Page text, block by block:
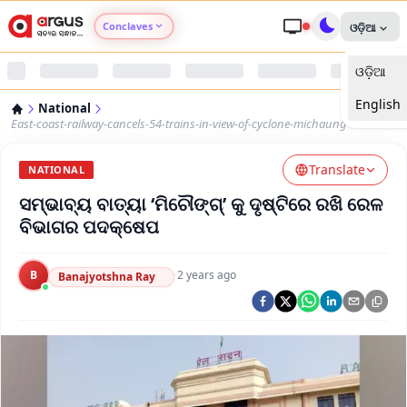
Conclaves
Argus Nari Shakti
Argus Health Connect
Argus Swaad Odisha
Argus Chalo Dekhein Apna Desh
ଓଡ଼ିଆ
ଓଡ଼ିଆ
English
National
East-coast-railway-cancels-54-trains-in-view-of-cyclone-michaung
NATIONAL Translate
ସମ୍ଭାବ୍ୟ ବାତ୍ୟା ‘ମିଚୌଙ୍ଗ୍‌’ କୁ ଦୃଷ୍ଟିରେ ରଖି ରେଳ
ବିଭାଗର ପଦକ୍ଷେପ
B Banajyotshna Ray ·2 years ago